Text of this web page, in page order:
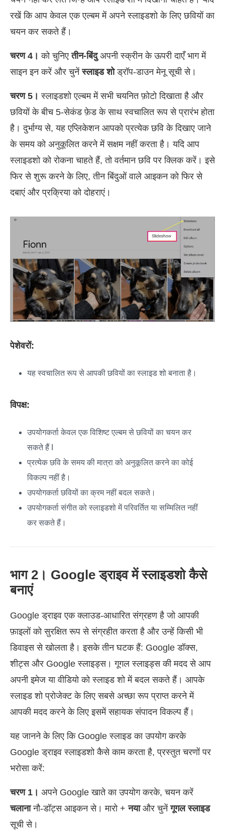
रखें कि आप केवल एक एल्बम में अपने स्लाइडशो के लिए छवियों का
चयन कर सकते हैं।
चरण 4। को चुनिएतीन-बिंदुअपनी स्क्रीन के ऊपरी दाएँ भाग में
साइन इन करें और चुनेंस्लाइड शोड्रॉप-डाउन मेनू सूची से।
चरण 5। स्लाइडशो एल्बम में सभी चयनित फ़ोटो दिखाता है और
छवियों के बीच 5-सेकंड फ़ेड के साथ स्वचालित रूप से प्रारंभ होता
है। दुर्भाग्य से, यह एप्लिकेशन आपको प्रत्येक छवि के दिखाए जाने
के समय को अनुकूलित करने में सक्षम नहीं करता है। यदि आप
स्लाइडशो को रोकना चाहते हैं, तो वर्तमान छवि पर क्लिक करें। इसे
फिर से शुरू करने के लिए, तीन बिंदुओं वाले आइकन को फिर से
दबाएं और प्रक्रिया को दोहराएं।
पेशेवरों:
यह स्वचालित रूप से आपकी छवियों का स्लाइड शो बनाता है।
विपक्ष:
उपयोगकर्ता केवल एक विशिष्ट एल्बम से छवियों का चयन कर
सकते हैं I
प्रत्येक छवि के समय की मात्रा को अनुकूलित करने का कोई
विकल्प नहीं है।
उपयोगकर्ता छवियों का क्रम नहीं बदल सकते।
उपयोगकर्ता संगीत को स्लाइडशो में परिवर्तित या सम्मिलित नहीं
कर सकते हैं।
भाग 2। Google ड्राइव में स्लाइडशो कैसे
बनाएं
Google ड्राइव एक क्लाउड-आधारित संग्रहण है जो आपकी
फ़ाइलों को सुरक्षित रूप से संग्रहीत करता है और उन्हें किसी भी
डिवाइस से खोलता है। इसके तीन घटक हैं: Google डॉक्स,
शीट्स और Google स्लाइड्स। गूगल स्लाइड्स की मदद से आप
अपनी इमेज या वीडियो को स्लाइड शो में बदल सकते हैं। आपके
स्लाइड शो प्रोजेक्ट के लिए सबसे अच्छा रूप प्राप्त करने में
आपकी मदद करने के लिए इसमें सहायक संपादन विकल्प हैं।
यह जानने के लिए कि Google स्लाइड का उपयोग करके
Google ड्राइव स्लाइडशो कैसे काम करता है, प्रस्तुत चरणों पर
भरोसा करें:
चरण 1। अपने Google खाते का उपयोग करके, चयन करें
चलानानौ-डॉट्स आइकन से। मारो +नयाऔर चुनेंगूगल स्लाइड
सूची से।